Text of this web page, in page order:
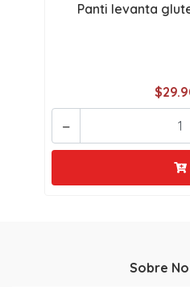
Panti levanta
-
Sobre